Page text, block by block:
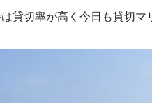
貸切率が高く今日も貸切マ